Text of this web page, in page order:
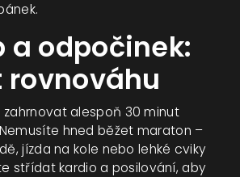
a odpočinek:
zahrnovat alespoň 30 minut
hned běžet maraton –
jízda na kole nebo lehké cviky
střídat kardio a posilování, aby